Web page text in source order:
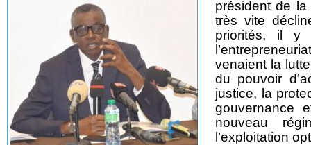
président de
très vite
priorités, il y
venaient la
du pouvoir
justice, la
gouvernance
nouveau
l’exploitation